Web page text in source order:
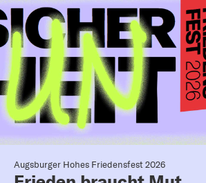
Augsburger Hohes Friedensfest 2026